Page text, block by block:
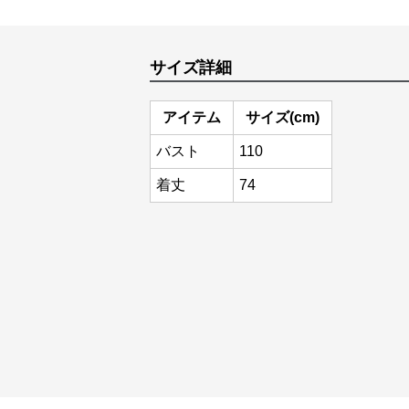
サイズ詳細
アイテム サイズ(cm)
バスト 110
着丈 74